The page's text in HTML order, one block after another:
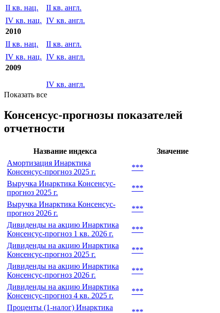
II кв. нац.
II кв. англ.
IV кв. нац. IV кв. англ.
2010
II кв. нац.
II кв. англ.
IV кв. нац. IV кв. англ.
2009
IV кв. англ.
Показать все
Консенсус-прогнозы показателей
отчетности
Название индекса
Значение
Амортизация Инарктика
Консенсус-прогноз 2025 г.
***
Выручка Инарктика Консенсус-
прогноз 2025 г.
***
Выручка Инарктика Консенсус-
прогноз 2026 г.
***
Дивиденды на акцию Инарктика
Консенсус-прогноз 1 кв. 2026 г.
***
Дивиденды на акцию Инарктика
Консенсус-прогноз 2025 г.
***
Дивиденды на акцию Инарктика
Консенсус-прогноз 2026 г.
***
Дивиденды на акцию Инарктика
Консенсус-прогноз 4 кв. 2025 г.
***
Проценты (1-налог) Инарктика